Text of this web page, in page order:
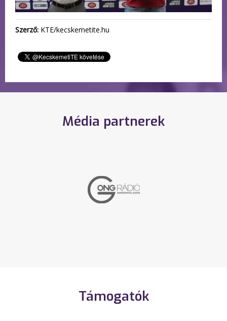
Szerző: KTE/kecskemetite.hu
Média partnerek
Támogatók